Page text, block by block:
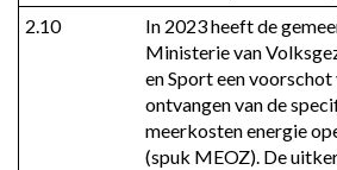
2.10
In 2023 heeft de
Ministerie van
en Sport een
ontvangen van de
meerkosten energie
(spuk MEOZ). De